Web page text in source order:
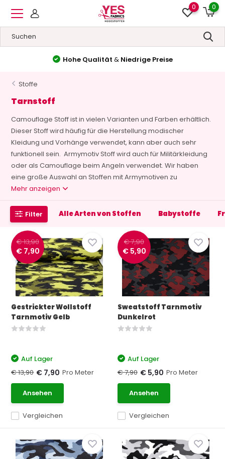
0 0
Hohe Qualität & Niedrige Preise
Stoffe
Tarnstoff
Camouflage Stoff ist in vielen Varianten und Farben erhältlich.
Dieser Stoff wird häufig für die Herstellung modischer
Kleidung und Vorhänge verwendet, kann aber auch sehr
funktionell sein. Armymotiv Stoff wird auch für Militärkleidung
oder als Camouflage beim Angeln verwendet. Wir haben
eine große Auswahl an Stoffen mit Armymotiven zu
Mehr anzeigen
Filter Alle Arten von Stoffen Babystoffe
€ 13,90
€ 7,90
Gestrickter Wollstoff
Tarnmotiv Gelb
Vergleichen
Auf Lager
€ 13,90 € 7,90 Pro Meter
Ansehen
€ 7,90
€ 5,90
Sweatstoff Tarnmotiv
Dunkelrot
Vergleichen
Auf Lager
€ 7,90 € 5,90 Pro Meter
Ansehen